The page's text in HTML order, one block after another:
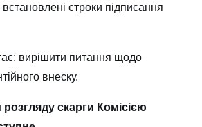
строки підписання
вирішити питання щодо
внеску.
скарги Комісією